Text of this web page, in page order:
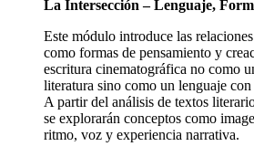
La Intersección – Lenguaje,
Este módulo introduce las
como formas de pensamiento y
escritura cinematográfica no como
literatura sino como un lenguaje
A partir del análisis de textos
se explorarán conceptos como
ritmo, voz y experiencia narrativa.